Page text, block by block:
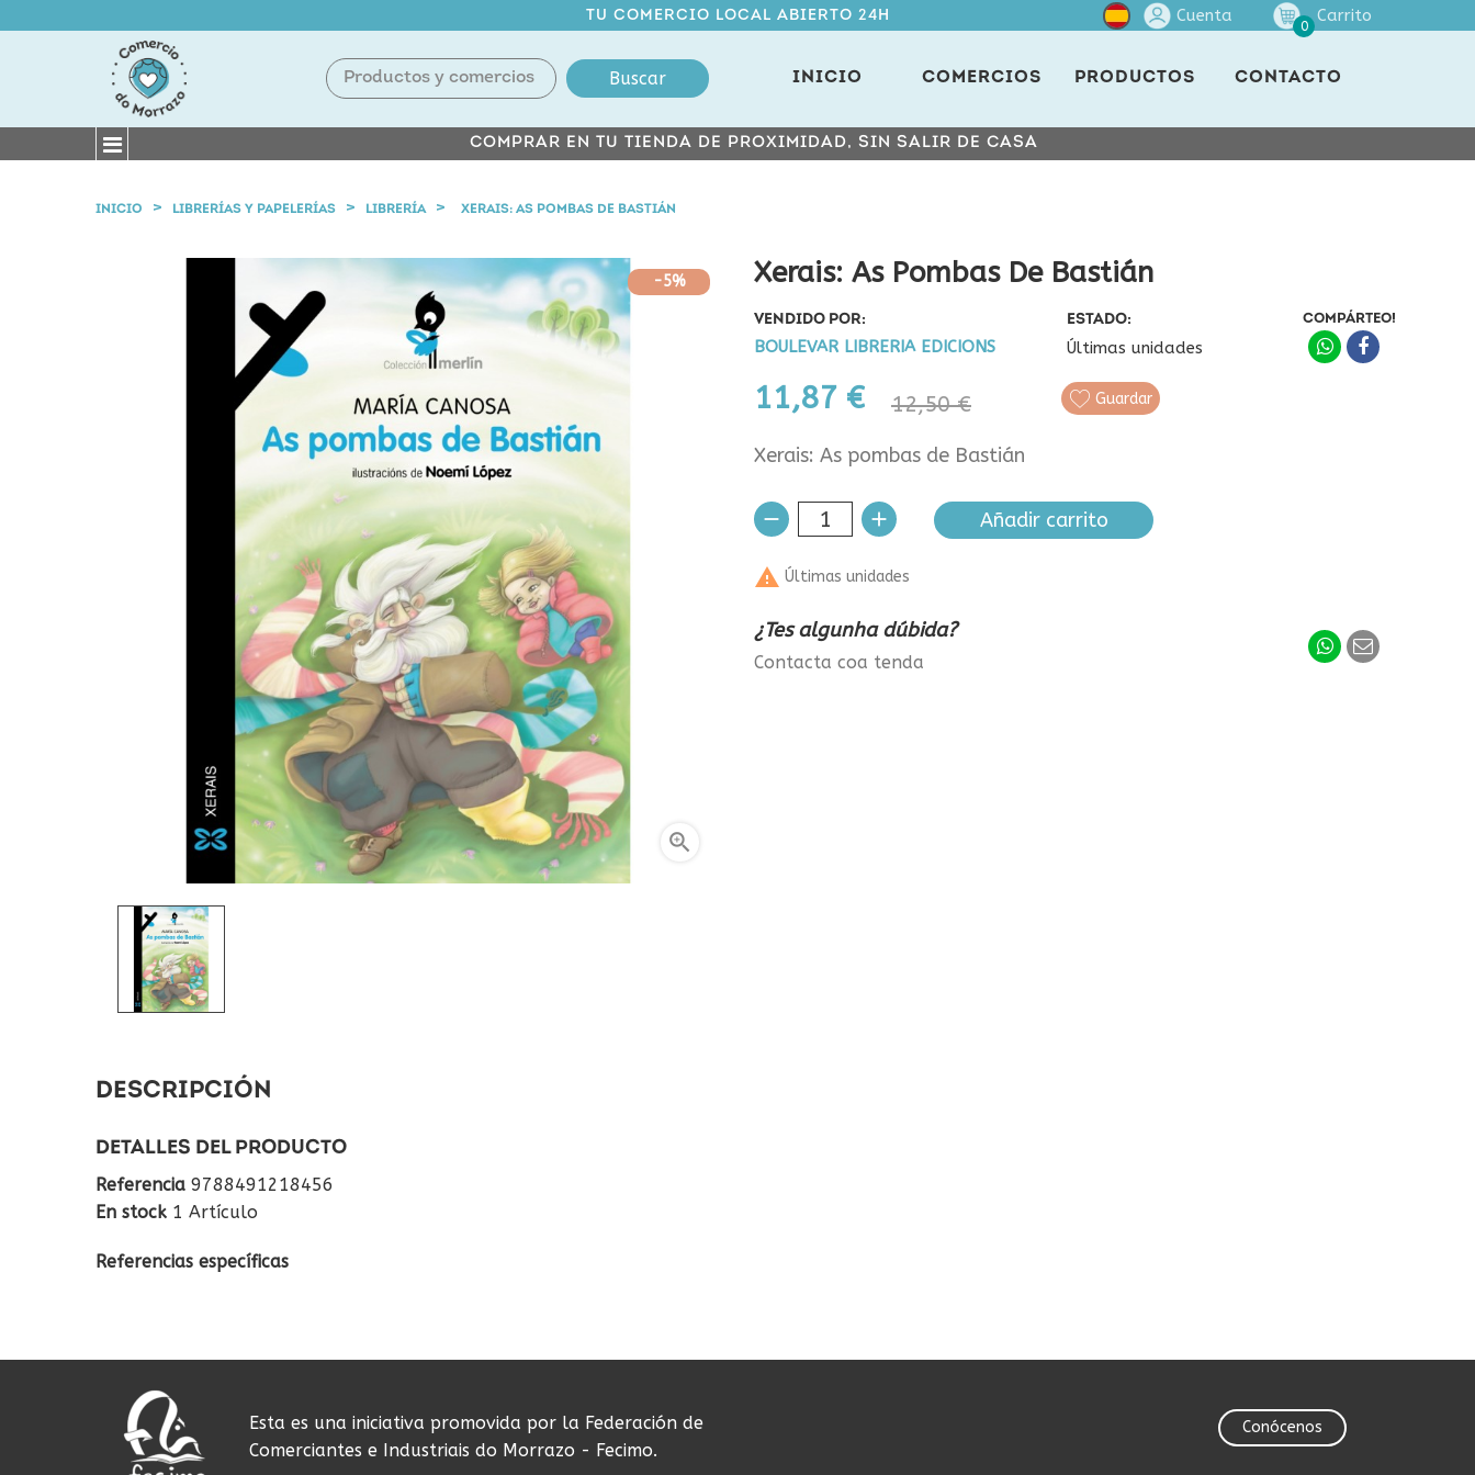
TU COMERCIO LOCAL ABIERTO 24H Cuenta
0
Carrito
Buscar INICIO COMERCIOS PRODUCTOS CONTACTO
COMPRAR EN TU TIENDA DE PROXIMIDAD, SIN SALIR DE CASA
INICIO LIBRERÍAS Y PAPELERÍAS LIBRERÍA XERAIS: AS POMBAS DE BASTIÁN
-5%

Xerais: As Pombas De Bastián
VENDIDO POR:
BOULEVAR LIBRERIA EDICIONS
ESTADO:
Últimas unidades
11,87 € 12,50 €
COMPÁRTEO!
Guardar
Xerais: As pombas de Bastián
Añadir carrito
 Últimas unidades
¿Tes algunha dúbida?
Contacta coa tenda
DESCRIPCIÓN
DETALLES DEL PRODUCTO
Referencia 9788491218456
En stock 1 Artículo
Referencias específicas
Esta es una iniciativa promovida por la Federación de
Comerciantes e Industriais do Morrazo - Fecimo.
Conócenos